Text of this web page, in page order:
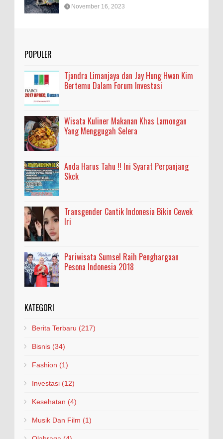
November 16, 2023
POPULER
Tjandra Limanjaya dan Jay Hung Hwan Kim
Bertemu Dalam Forum Investasi
Wisata Kuliner Makanan Khas Lamongan
Yang Menggugah Selera
Anda Harus Tahu !! Ini Syarat Perpanjang
Skck
Transgender Cantik Indonesia Bikin Cewek
Iri
Pariwisata Sumsel Raih Penghargaan
Pesona Indonesia 2018
KATEGORI
Berita Terbaru (217)
Bisnis (34)
Fashion (1)
Investasi (12)
Kesehatan (4)
Musik Dan Film (1)